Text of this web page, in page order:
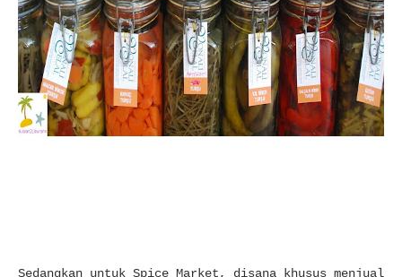
Sedangkan untuk Spice Market, disana khusus menjual